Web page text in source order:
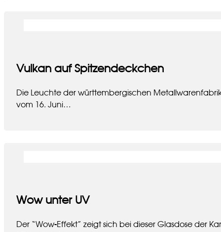
Vulkan auf Spitzendeckchen
Die Leuchte der württembergischen
vom 16. Juni…
Wow unter UV
Der “Wow-Effekt” zeigt sich bei dieser Glasdose der